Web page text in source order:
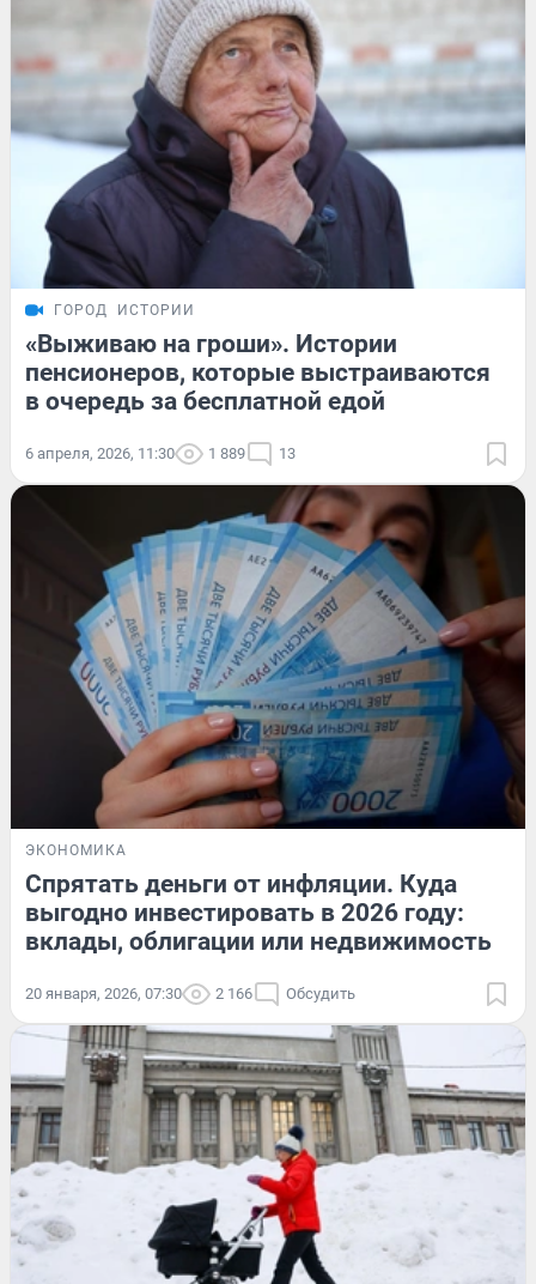
ГОРОД ИСТОРИИ
«Выживаю на гроши». Истории
пенсионеров, которые выстраиваются
в очередь за бесплатной едой
6 апреля, 2026, 11:30 1 889 13
ЭКОНОМИКА
Спрятать деньги от инфляции. Куда
выгодно инвестировать в 2026 году:
вклады, облигации или недвижимость
20 января, 2026, 07:30 2 166 Обсудить